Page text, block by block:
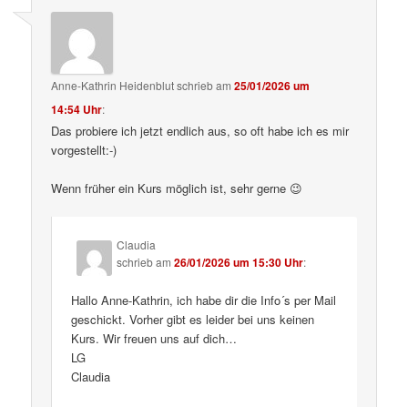
Anne-Kathrin Heidenblutschriebam25/01/2026 um
14:54 Uhr:
Das probiere ich jetzt endlich aus, so oft habe ich es mir
vorgestellt:-)
Wenn früher ein Kurs möglich ist, sehr gerne 😉
Claudia
schriebam26/01/2026 um 15:30 Uhr:
Hallo Anne-Kathrin, ich habe dir die Info´s per Mail
geschickt. Vorher gibt es leider bei uns keinen
Kurs. Wir freuen uns auf dich…
LG
Claudia